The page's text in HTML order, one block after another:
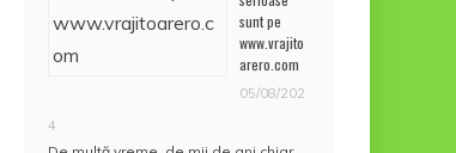
sunt pe
www.vrajito
arero.com
05/08/202
4